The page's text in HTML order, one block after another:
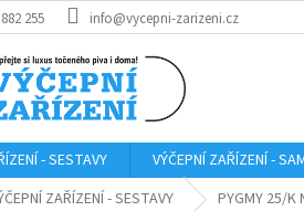
255 info@vycepni-zarizeni.cz
- SESTAVY
VÝČEPNÍ ZAŘÍZENÍ -
ZAŘÍZENÍ - SESTAVY PYGMY 25/